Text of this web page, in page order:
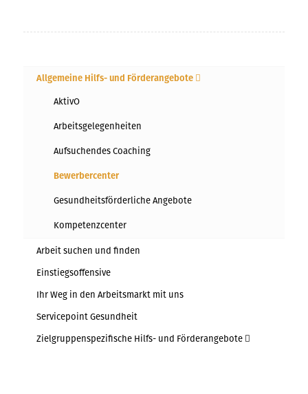
Allgemeine Hilfs- und Förderangebote
AktivO
Arbeitsgelegenheiten
Aufsuchendes Coaching
Bewerbercenter
Gesundheitsförderliche Angebote
Kompetenzcenter
Arbeit suchen und finden
Einstiegsoffensive
Ihr Weg in den Arbeitsmarkt mit uns
Servicepoint Gesundheit
Zielgruppenspezifische Hilfs- und Förderangebote